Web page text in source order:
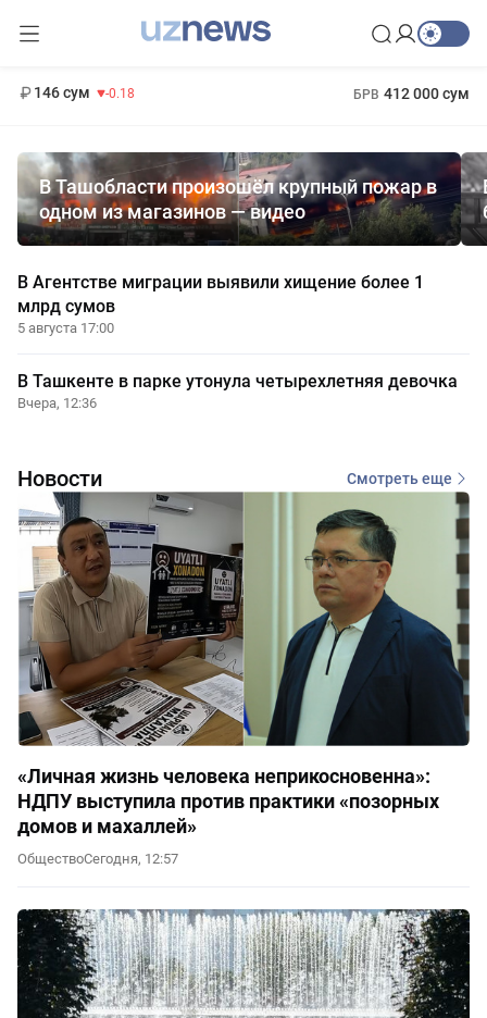
146 сум -0.18 БРВ 412 000 сум
В Ташобласти произошёл крупный пожар в
одном из магазинов — видео
В Агентстве миграции выявили хищение более 1
млрд сумов
5 августа 17:00
В Ташкенте в парке утонула четырехлетняя девочка
Вчера, 12:36
Новости Смотреть еще
«Личная жизнь человека неприкосновенна»:
НДПУ выступила против практики «позорных
домов и махаллей»
ОбществоСегодня, 12:57